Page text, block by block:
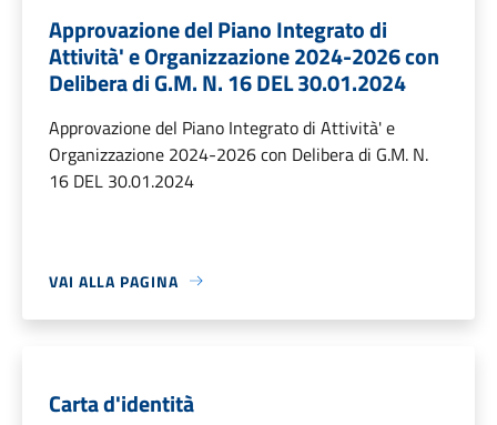
Approvazione del Piano Integrato di
Attività' e Organizzazione 2024-2026 con
Delibera di G.M. N. 16 DEL 30.01.2024
Approvazione del Piano Integrato di Attività' e
Organizzazione 2024-2026 con Delibera di G.M. N.
16 DEL 30.01.2024
VAI ALLA PAGINA
Carta d'identità